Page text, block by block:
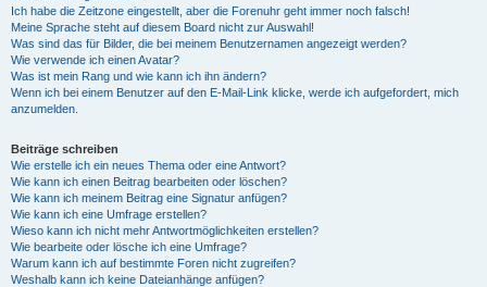
Ich habe die Zeitzone eingestellt, aber die Forenuhr geht immer noch falsch!
Meine Sprache steht auf diesem Board nicht zur Auswahl!
Was sind das für Bilder, die bei meinem Benutzernamen angezeigt werden?
Wie verwende ich einen Avatar?
Was ist mein Rang und wie kann ich ihn ändern?
Wenn ich bei einem Benutzer auf den E-Mail-Link klicke, werde ich aufgefordert, mich
anzumelden.
Beiträge schreiben
Wie erstelle ich ein neues Thema oder eine Antwort?
Wie kann ich einen Beitrag bearbeiten oder löschen?
Wie kann ich meinem Beitrag eine Signatur anfügen?
Wie kann ich eine Umfrage erstellen?
Wieso kann ich nicht mehr Antwortmöglichkeiten erstellen?
Wie bearbeite oder lösche ich eine Umfrage?
Warum kann ich auf bestimmte Foren nicht zugreifen?
Weshalb kann ich keine Dateianhänge anfügen?